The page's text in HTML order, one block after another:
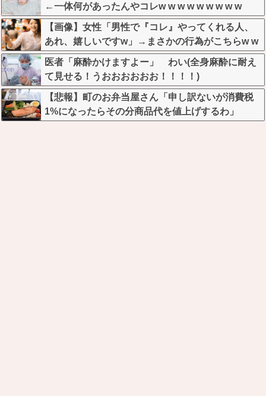
←一体何があったんやコレw w w w w w w w w
【画像】女性「男性で『コレ』やってくれる人、
あれ、嬉しいですw」→まさかの行為がこちらw w
w w w w w w w
医者「麻酔かけますよー」 わい(全身麻酔に耐え
て見せる！うおおおおおお！！！！)
【悲報】町のお弁当屋さん「申し訳ないが消費税
1%になったらその分商品代を値上げするわ」